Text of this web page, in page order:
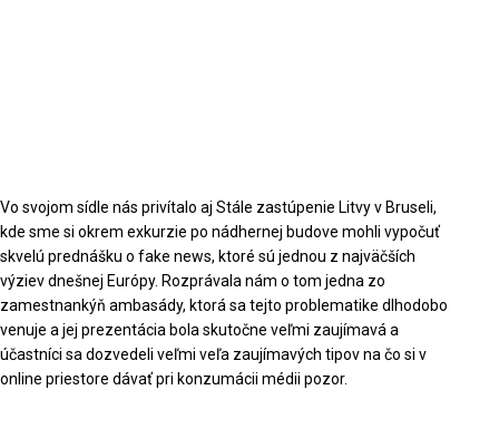
Vo svojom sídle nás privítalo aj Stále zastúpenie Litvy v Bruseli,
kde sme si okrem exkurzie po nádhernej budove mohli vypočuť
skvelú prednášku o fake news, ktoré sú jednou z najväčších
výziev dnešnej Európy. Rozprávala nám o tom jedna zo
zamestnankýň ambasády, ktorá sa tejto problematike dlhodobo
venuje a jej prezentácia bola skutočne veľmi zaujímavá a
účastníci sa dozvedeli veľmi veľa zaujímavých tipov na čo si v
online priestore dávať pri konzumácii médii pozor.